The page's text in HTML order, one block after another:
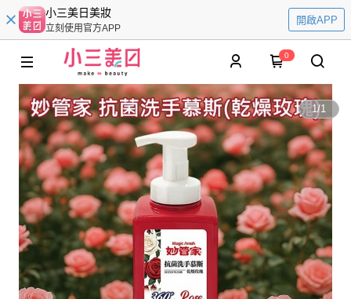
小三美日美妝
立刻使用官方APP
開啟APP
0
1/1